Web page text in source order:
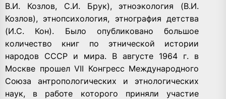
В.И. Козлов, С.И. Брук), этноэкология (В.И.
Козлов), этнопсихология, этнография детства
(И.С. Кон). Было опубликовано большое
количество книг по этнической истории
народов СССР и мира. В августе 1964 г. в
Москве прошел VII Конгресс Международного
Союза антропологических и этнологических
наук, в работе которого приняли участие